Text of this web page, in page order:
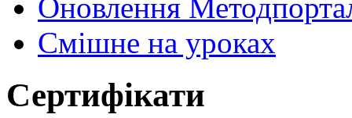
Оновлення
Cмішне на уроках
Сертифікати